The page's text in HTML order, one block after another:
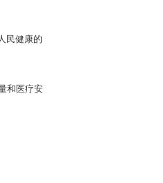
民健康的
和医疗安